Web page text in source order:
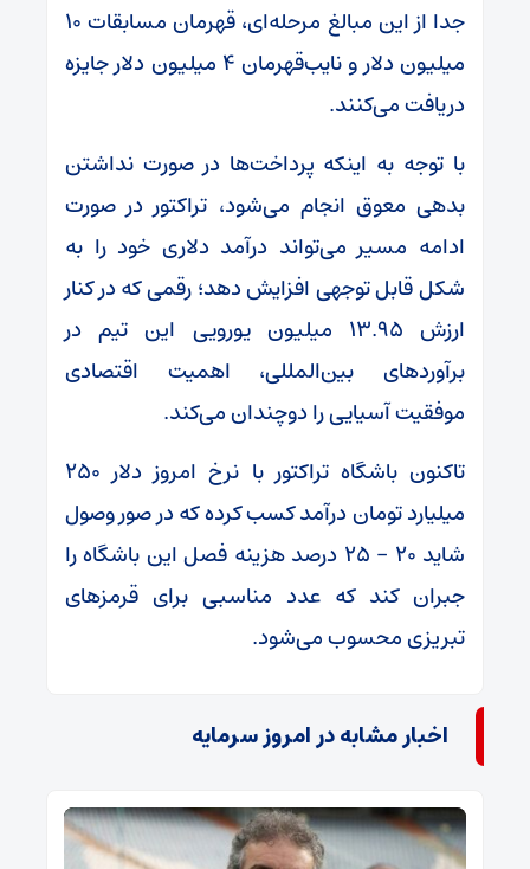
جدا از این مبالغ مرحله‌ای، قهرمان مسابقات ۱۰
میلیون دلار و نایب‌قهرمان ۴ میلیون دلار جایزه
دریافت می‌کنند.
با توجه به اینکه پرداخت‌ها در صورت نداشتن
بدهی معوق انجام می‌شود، تراکتور در صورت
ادامه مسیر می‌تواند درآمد دلاری خود را به
شکل قابل توجهی افزایش دهد؛ رقمی که در کنار
ارزش ۱۳.۹۵ میلیون یورویی این تیم در
برآوردهای بین‌المللی، اهمیت اقتصادی
موفقیت آسیایی را دوچندان می‌کند.
تاکنون باشگاه تراکتور با نرخ امروز دلار ۲۵۰
میلیارد تومان درآمد کسب کرده که در صور وصول
شاید ۲۰ – ۲۵ درصد هزینه فصل این باشگاه را
جبران کند که عدد مناسبی برای قرمزهای
تبریزی محسوب می‌شود.
اخبار مشابه در امروز سرمایه